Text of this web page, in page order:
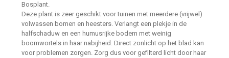
Bosplant.
Deze plant is zeer geschikt voor tuinen met meerdere (vrijwel)
volwassen bomen en heesters. Verlangt een plekje in de
halfschaduw en een humusrijke bodem met weinig
boomwortels in haar nabijheid. Direct zonlicht op het blad kan
voor problemen zorgen. Zorg dus voor gefilterd licht door haar